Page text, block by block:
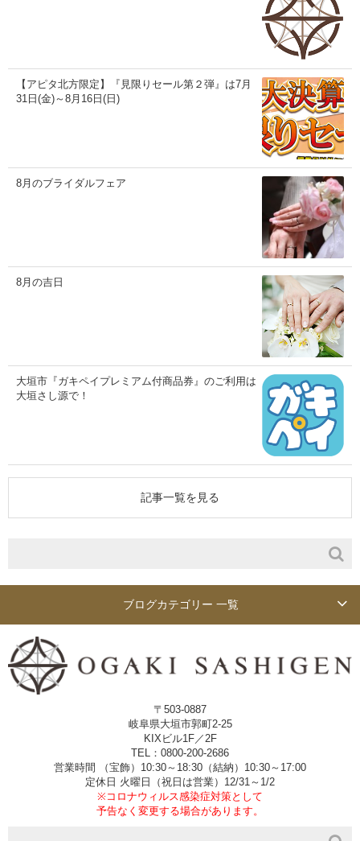
【アピタ北方限定】『見限りセール第２弾』は7月
31日(金)～8月16日(日)
8月のブライダルフェア
8月の吉日
大垣市『ガキペイプレミアム付商品券』のご利用は
大垣さし源で！
記事一覧を見る
ブログカテゴリー 一覧
〒503-0887
岐阜県大垣市郭町2-25
KIXビル1F／2F
TEL：0800-200-2686
営業時間 （宝飾）10:30～18:30（結納）10:30～17:00
定休日 火曜日（祝日は営業）12/31～1/2
※コロナウィルス感染症対策として
予告なく変更する場合があります。